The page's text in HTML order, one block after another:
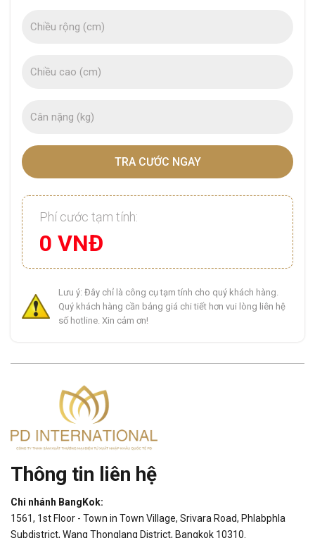
TRA CƯỚC NGAY
Phí cước tạm tính:
0 VNĐ
Lưu ý: Đây chỉ là công cụ tạm tính cho quý khách hàng.
Quý khách hàng cần bảng giá chi tiết hơn vui lòng liên hệ
số hotline. Xin cảm ơn!
Thông tin liên hệ
Chi nhánh BangKok:
1561, 1st Floor - Town in Town Village, Srivara Road, Phlabphla
Subdistrict, Wang Thonglang District, Bangkok 10310.